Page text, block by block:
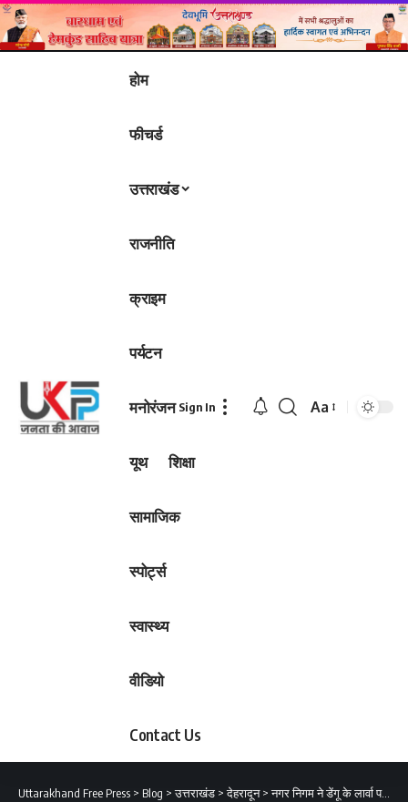
होम
फीचर्ड
उत्तराखंड
राजनीति
क्राइम
पर्यटन
मनोरंजन
यूथ शिक्षा
सामाजिक
स्पोर्ट्स
स्वास्थ्य
वीडियो
Contact Us
Sign In
Font
Aa
Uttarakhand Free Press > Blog >उत्तराखंड >देहरादून>नगर निगम ने डेंगू के लार्वा पनपाने वालें माॅल पर कार्रवाई